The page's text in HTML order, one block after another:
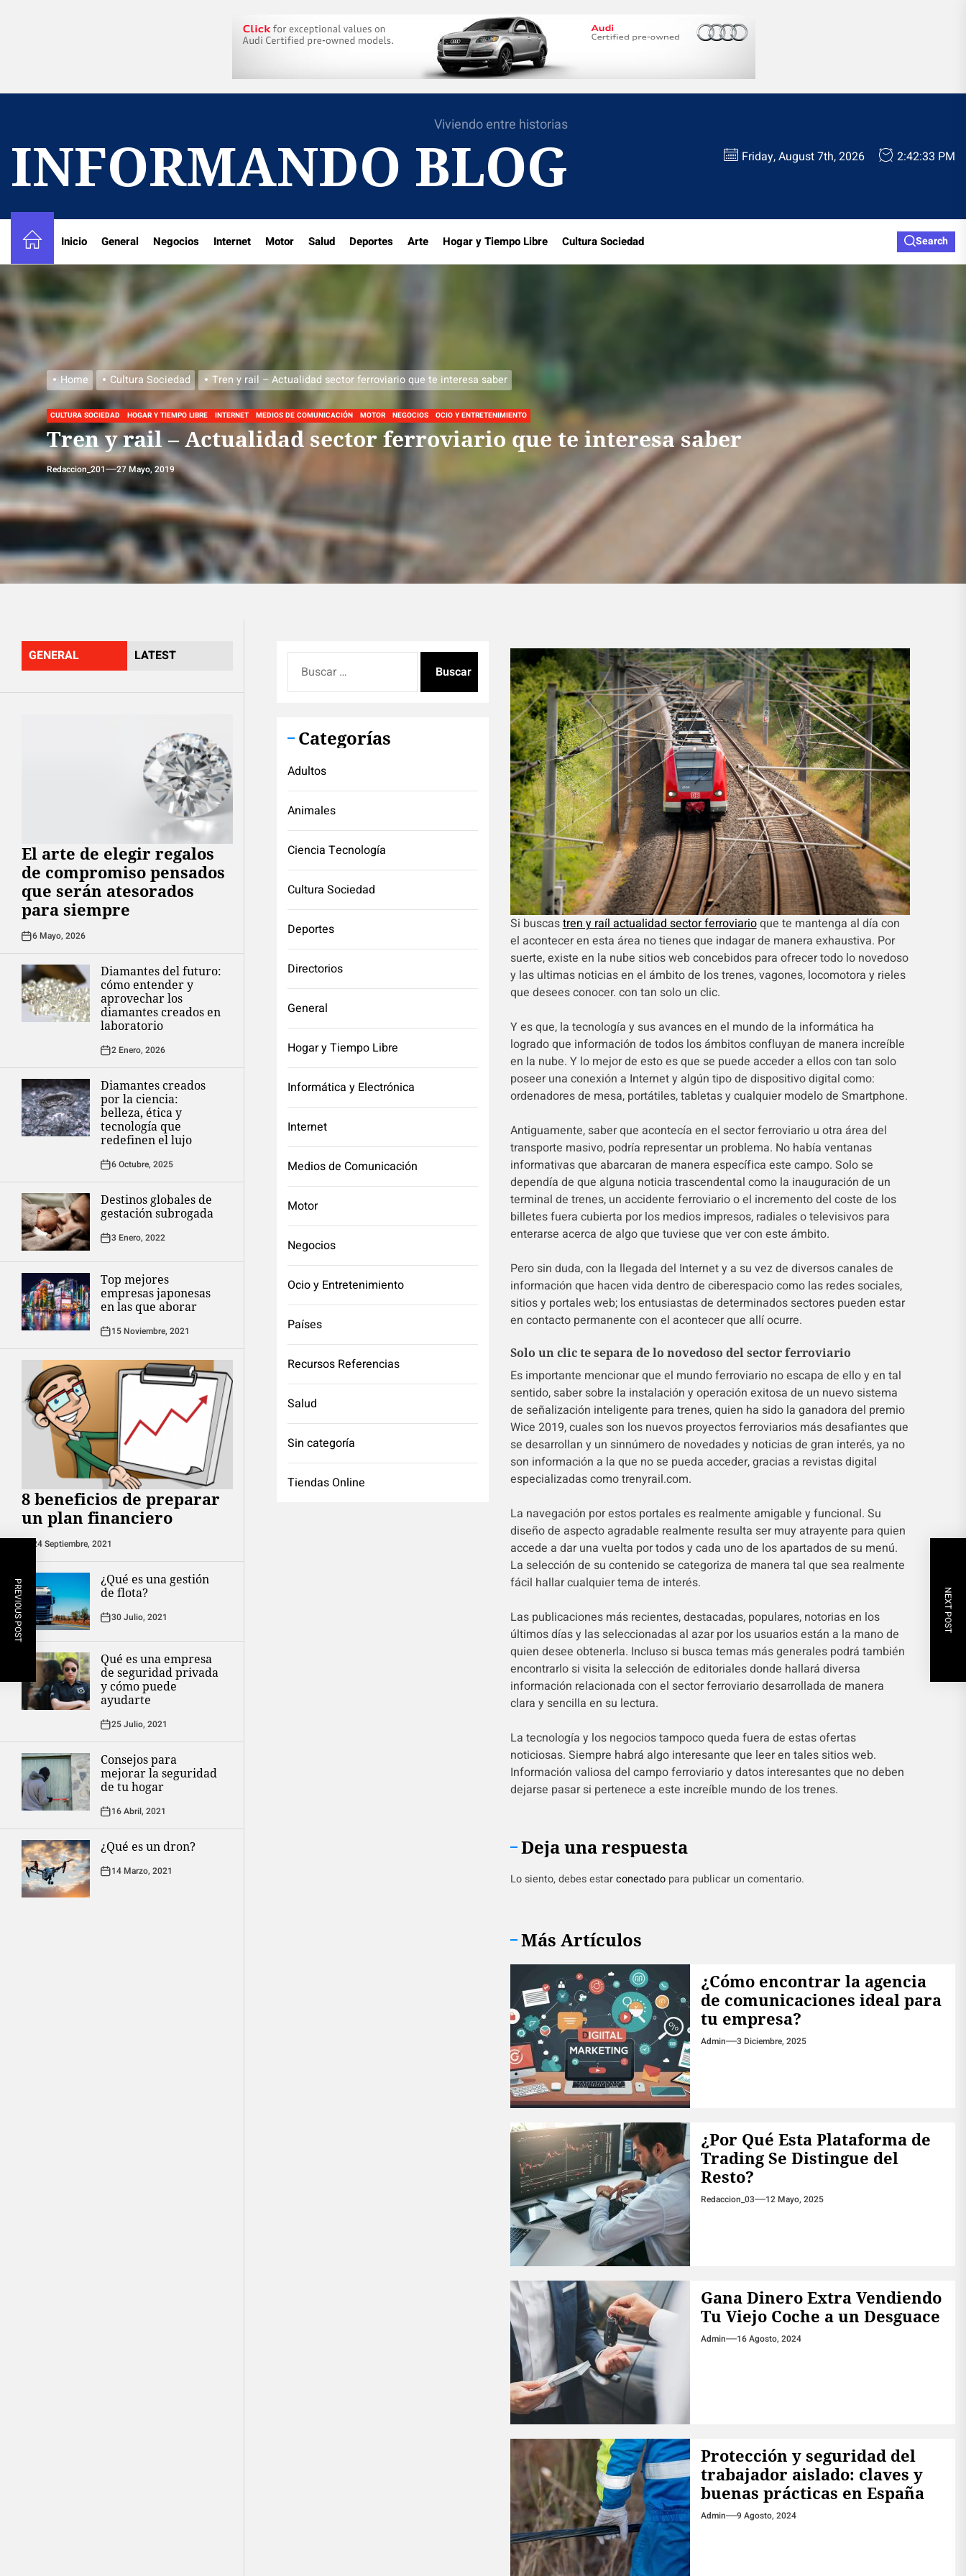
Viviendo entre historias
INFORMANDO BLOG Friday, August 7th, 2026 2:42:35 PM
Inicio General Negocios Internet Motor Salud Deportes Arte Hogar y Tiempo Libre Cultura Sociedad Search
Home Cultura Sociedad Tren y rail – Actualidad sector ferroviario que te interesa saber
CULTURA SOCIEDAD HOGAR Y TIEMPO LIBRE INTERNET MEDIOS DE COMUNICACIÓN MOTOR NEGOCIOS OCIO Y ENTRETENIMIENTO
Tren y rail – Actualidad sector ferroviario que te interesa saber
Redaccion_201 27 Mayo, 2019
GENERAL LATEST
El arte de elegir regalos
de compromiso pensados
que serán atesorados
para siempre
6 Mayo, 2026
Diamantes del futuro:
cómo entender y
aprovechar los
diamantes creados en
laboratorio
2 Enero, 2026
Diamantes creados
por la ciencia:
belleza, ética y
tecnología que
redefinen el lujo
6 Octubre, 2025
Destinos globales de
gestación subrogada
3 Enero, 2022
Top mejores
empresas japonesas
en las que aborar
15 Noviembre, 2021
8 beneficios de preparar
un plan financiero
24 Septiembre, 2021
¿Qué es una gestión
de flota?
30 Julio, 2021
Qué es una empresa
de seguridad privada
y cómo puede
ayudarte
25 Julio, 2021
Consejos para
mejorar la seguridad
de tu hogar
16 Abril, 2021
¿Qué es un dron?
14 Marzo, 2021
Si buscastren y raíl actualidad sector ferroviarioque te mantenga al día con
el acontecer en esta área no tienes que indagar de manera exhaustiva. Por
suerte, existe en la nube sitios web concebidos para ofrecer todo lo novedoso
y las ultimas noticias en el ámbito de los trenes, vagones, locomotora y rieles
que desees conocer. con tan solo un clic.
Y es que, la tecnología y sus avances en el mundo de la informática ha
logrado que información de todos los ámbitos confluyan de manera increíble
en la nube. Y lo mejor de esto es que se puede acceder a ellos con tan solo
poseer una conexión a Internet y algún tipo de dispositivo digital como:
ordenadores de mesa, portátiles, tabletas y cualquier modelo de Smartphone.
Antiguamente, saber que acontecía en el sector ferroviario u otra área del
transporte masivo, podría representar un problema. No había ventanas
informativas que abarcaran de manera específica este campo. Solo se
dependía de que alguna noticia trascendental como la inauguración de un
terminal de trenes, un accidente ferroviario o el incremento del coste de los
billetes fuera cubierta por los medios impresos, radiales o televisivos para
enterarse acerca de algo que tuviese que ver con este ámbito.
Pero sin duda, con la llegada del Internet y a su vez de diversos canales de
información que hacen vida dentro de ciberespacio como las redes sociales,
sitios y portales web; los entusiastas de determinados sectores pueden estar
en contacto permanente con el acontecer que allí ocurre.
Solo un clic te separa de lo novedoso del sector ferroviario
Es importante mencionar que el mundo ferroviario no escapa de ello y en tal
sentido, saber sobre la instalación y operación exitosa de un nuevo sistema
de señalización inteligente para trenes, quien ha sido la ganadora del premio
Wice 2019, cuales son los nuevos proyectos ferroviarios más desafiantes que
se desarrollan y un sinnúmero de novedades y noticias de gran interés, ya no
son información a la que no se pueda acceder, gracias a revistas digital
especializadas como trenyrail.com.
La navegación por estos portales es realmente amigable y funcional. Su
diseño de aspecto agradable realmente resulta ser muy atrayente para quien
accede a dar una vuelta por todos y cada uno de los apartados de su menú.
La selección de su contenido se categoriza de manera tal que sea realmente
fácil hallar cualquier tema de interés.
Las publicaciones más recientes, destacadas, populares, notorias en los
últimos días y las seleccionadas al azar por los usuarios están a la mano de
quien desee obtenerla. Incluso si busca temas más generales podrá también
encontrarlo si visita la selección de editoriales donde hallará diversa
información relacionada con el sector ferroviario desarrollada de manera
clara y sencilla en su lectura.
La tecnología y los negocios tampoco queda fuera de estas ofertas
noticiosas. Siempre habrá algo interesante que leer en tales sitios web.
Información valiosa del campo ferroviario y datos interesantes que no deben
dejarse pasar si pertenece a este increíble mundo de los trenes.
Deja una respuesta
Lo siento, debes estarconectadopara publicar un comentario.
PREVIOUS POST NEXT POST
Más Artículos
¿Cómo encontrar la agencia
de comunicaciones ideal para
tu empresa?
Admin 3 Diciembre, 2025
¿Por Qué Esta Plataforma de
Trading Se Distingue del
Resto?
Redaccion_03 12 Mayo, 2025
Gana Dinero Extra Vendiendo
Tu Viejo Coche a un Desguace
Admin 16 Agosto, 2024
Protección y seguridad del
trabajador aislado: claves y
buenas prácticas en España
Admin 9 Agosto, 2024
Categorías
Adultos
Animales
Ciencia Tecnología
Cultura Sociedad
Deportes
Directorios
General
Hogar y Tiempo Libre
Informática y Electrónica
Internet
Medios de Comunicación
Motor
Negocios
Ocio y Entretenimiento
Países
Recursos Referencias
Salud
Sin categoría
Tiendas Online